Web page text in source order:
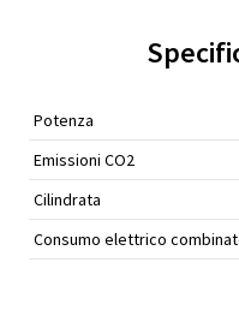
Potenza
Emissioni CO2
Cilindrata
Consumo elettrico